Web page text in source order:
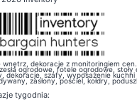
wnętrz, dekoracje z monitoringiem
ogrodowe, fotele ogrodowe, stoły
dekoracje, szafy, wyposażenie
zasłony, pościel, kołdry,
tygodnia: